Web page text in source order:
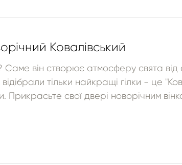
Ковалівський
Саме він створює атмосферу свята
тільки найкращі гілки - це
Прикрасьте свої двері новорічним